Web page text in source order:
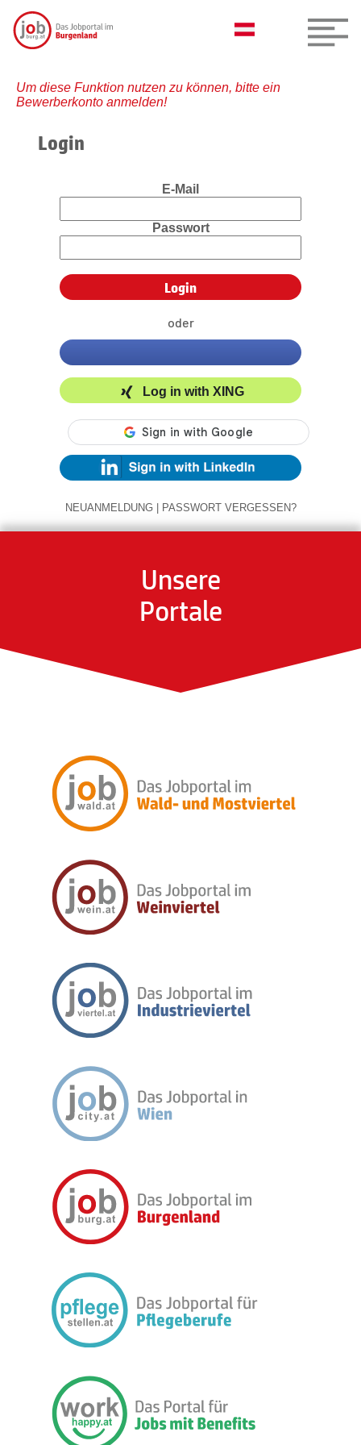
Um diese Funktion nutzen zu können, bitte ein
Bewerberkonto anmelden!
Login
E-Mail
Passwort
oder
Log in with XING
NEUANMELDUNG | PASSWORT VERGESSEN?
Unsere
Portale